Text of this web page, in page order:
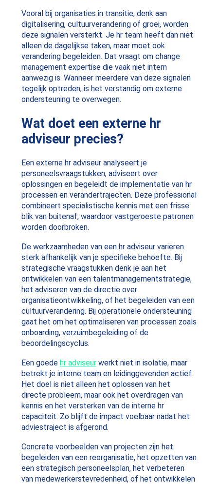
Vooral bij organisaties in transitie, denk aan
digitalisering, cultuurverandering of groei, worden
deze signalen versterkt. Je hr team heeft dan niet
alleen de dagelijkse taken, maar moet ook
verandering begeleiden. Dat vraagt om change
management expertise die vaak niet intern
aanwezig is. Wanneer meerdere van deze signalen
tegelijk optreden, is het verstandig om externe
ondersteuning te overwegen.
Wat doet een externe hr
adviseur precies?
Een externe hr adviseur analyseert je
personeelsvraagstukken, adviseert over
oplossingen en begeleidt de implementatie van hr
processen en verandertrajecten. Deze professional
combineert specialistische kennis met een frisse
blik van buitenaf, waardoor vastgeroeste patronen
worden doorbroken.
De werkzaamheden van een hr adviseur variëren
sterk afhankelijk van je specifieke behoefte. Bij
strategische vraagstukken denk je aan het
ontwikkelen van een talentmanagementstrategie,
het adviseren van de directie over
organisatieontwikkeling, of het begeleiden van een
cultuurverandering. Bij operationele ondersteuning
gaat het om het optimaliseren van processen zoals
onboarding, verzuimbegeleiding of de
beoordelingscyclus.
Een goede hr adviseurwerkt niet in isolatie, maar
betrekt je interne team en leidinggevenden actief.
Het doel is niet alleen het oplossen van het
directe probleem, maar ook het overdragen van
kennis en het versterken van de interne hr
capaciteit. Zo blijft de impact voelbaar nadat het
adviestraject is afgerond.
Concrete voorbeelden van projecten zijn het
begeleiden van een reorganisatie, het opzetten van
een strategisch personeelsplan, het verbeteren
van medewerkerstevredenheid, of het ontwikkelen